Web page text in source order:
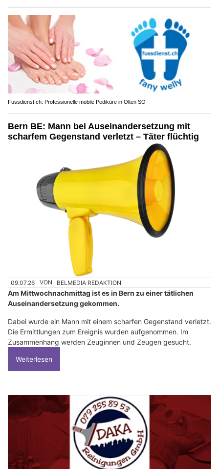
Fussdienst.ch: Professionelle mobile Pediküre in Olten SO
Bern BE: Mann bei Auseinandersetzung mit
scharfem Gegenstand verletzt – Täter flüchtig
09.07.26 VON BELMEDIA REDAKTION
Am Mittwochnachmittag ist es in Bern zu einer tätlichen
Auseinandersetzung gekommen.
Dabei wurde ein Mann mit einem scharfen Gegenstand verletzt.
Die Ermittlungen zum Ereignis wurden aufgenommen. Im
Zusammenhang werden Zeuginnen und Zeugen gesucht.
Weiterlesen